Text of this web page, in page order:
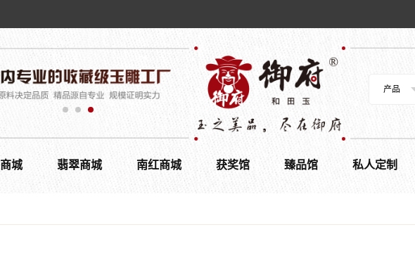
产品
城 翡翠商城 南红商城 获奖馆 臻品馆 私人定制